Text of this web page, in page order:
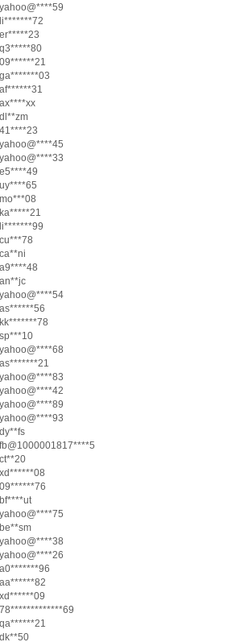
yahoo@****59
li*******72
er*****23
q3*****80
09******21
ga*******03
af******31
ax****xx
dl**zm
41****23
yahoo@****45
yahoo@****33
e5****49
uy****65
mo***08
ka*****21
li*******99
cu***78
ca**ni
a9****48
an**jc
yahoo@****54
as******56
kk*******78
sp***10
yahoo@****68
as*******21
yahoo@****83
yahoo@****42
yahoo@****89
yahoo@****93
dy**fs
fb@1000001817****5
ct**20
xd******08
09******76
bf****ut
yahoo@****75
be**sm
yahoo@****38
yahoo@****26
a0*******96
aa******82
xd******09
78*************69
qa******21
dk**50